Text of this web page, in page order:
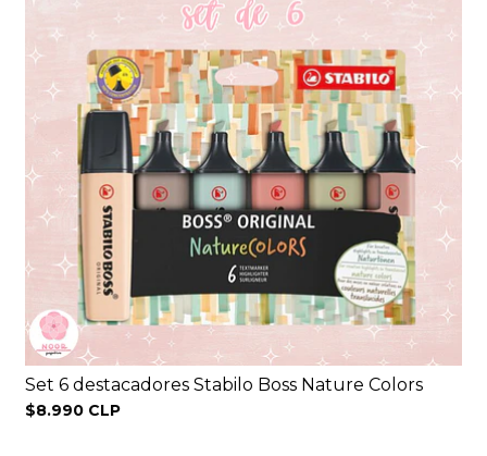
Set 6 destacadores Stabilo Boss Nature Colors
$8.990 CLP